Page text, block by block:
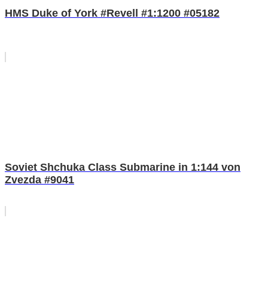
HMS Duke of York #Revell #1:1200 #05182
Soviet Shchuka Class Submarine in 1:144 von
Zvezda #9041